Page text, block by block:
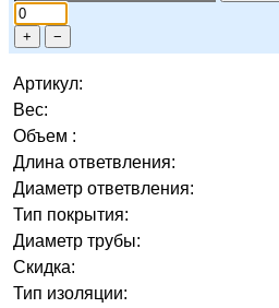
+ −
Артикул:
Вес:
Объем :
Длина ответвления:
Диаметр ответвления:
Тип покрытия:
Диаметр трубы:
Скидка:
Тип изоляции: